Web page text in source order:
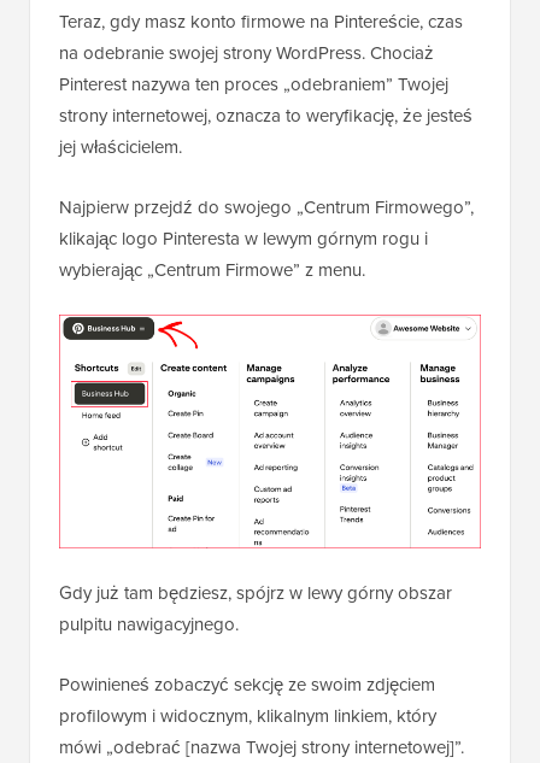
Teraz, gdy masz konto firmowe na Pintereście, czas
na odebranie swojej strony WordPress. Chociaż
Pinterest nazywa ten proces „odebraniem” Twojej
strony internetowej, oznacza to weryfikację, że jesteś
jej właścicielem.
Najpierw przejdź do swojego „Centrum Firmowego”,
klikając logo Pinteresta w lewym górnym rogu i
wybierając „Centrum Firmowe” z menu.
Gdy już tam będziesz, spójrz w lewy górny obszar
pulpitu nawigacyjnego.
Powinieneś zobaczyć sekcję ze swoim zdjęciem
profilowym i widocznym, klikalnym linkiem, który
mówi „odebrać [nazwa Twojej strony internetowej]”.